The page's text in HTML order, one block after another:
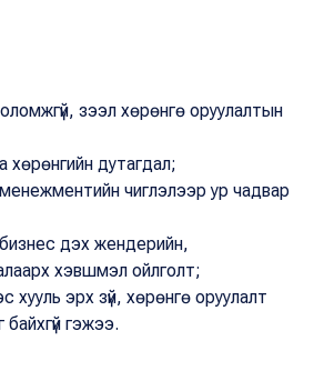
зээл хөрөнгө оруулалтын
хөрөнгийн дутагдал;
менежментийн чиглэлээр ур чадвар
дэх жендерийн,
хэвшмэл ойлголт;
хууль эрх зүй, хөрөнгө оруулалт
гэжээ.